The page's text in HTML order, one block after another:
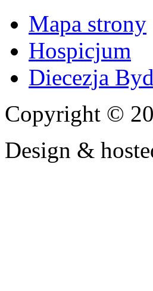
Mapa strony
Hospicjum
Diecezja
Copyright ©
Design &